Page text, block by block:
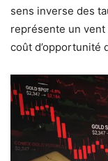
sens inverse des
représente un
coût d’opportunité